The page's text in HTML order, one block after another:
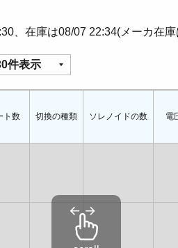
、在庫は08/07 22:34(メーカ在
件表示
ト数 切換の種類 ソレノイドの数 電